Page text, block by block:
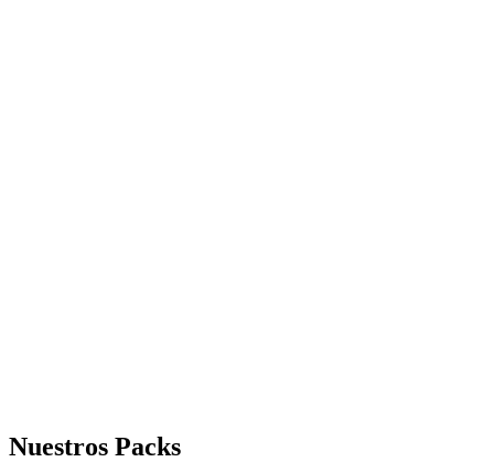
Nuestros Packs